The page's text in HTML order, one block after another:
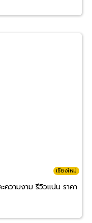
เชียงใหม่
วามงาม รีวิวแน่น ราคา